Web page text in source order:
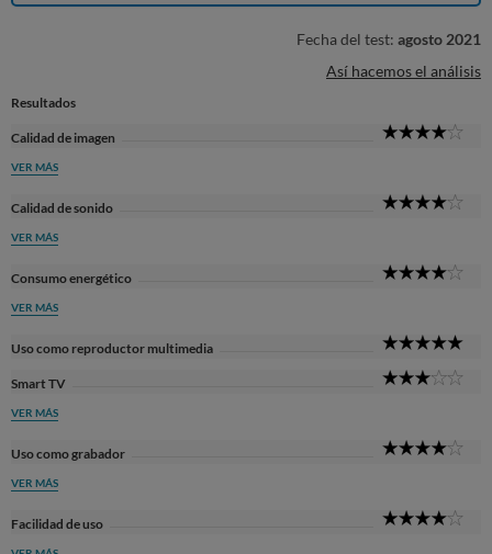
Fecha del test: agosto 2021
Así hacemos el análisis
Resultados
Calidad de imagen
VER MÁS
Calidad de sonido
VER MÁS
Consumo energético
VER MÁS
Uso como reproductor multimedia
Smart TV
VER MÁS
Uso como grabador
VER MÁS
Facilidad de uso